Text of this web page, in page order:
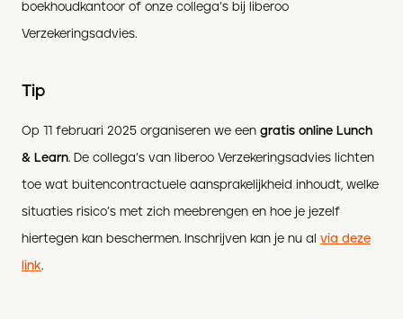
boekhoudkantoor of onze collega’s bij liberoo
Verzekeringsadvies.
Tip
Op 11 februari 2025 organiseren we een gratis online Lunch
& Learn. De collega’s van liberoo Verzekeringsadvies lichten
toe wat buitencontractuele aansprakelijkheid inhoudt, welke
situaties risico’s met zich meebrengen en hoe je jezelf
hiertegen kan beschermen. Inschrijven kan je nu al via deze
link.